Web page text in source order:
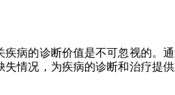
病的诊断价值是不可忽视的。
失情况，为疾病的诊断和治疗提